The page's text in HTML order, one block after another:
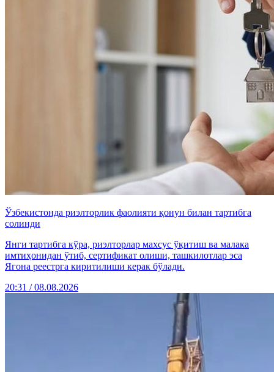
Ўзбекистонда риэлторлик фаолияти қонун билан тартибга
солинди
Янги тартибга кўра, риэлторлар махсус ўқитиш ва малака
имтиҳонидан ўтиб, сертификат олиши, ташкилотлар эса
Ягона реестрга киритилиши керак бўлади.
20:31 / 08.08.2026